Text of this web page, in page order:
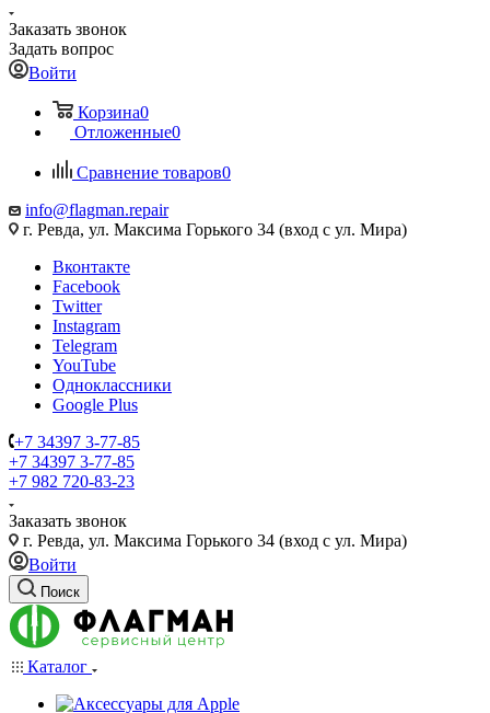
Заказать звонок
Задать вопрос
Войти
Корзина0
Отложенные0
Сравнение товаров0
info@flagman.repair
г. Ревда, ул. Максима Горького 34 (вход с ул. Мира)
Вконтакте
Facebook
Twitter
Instagram
Telegram
YouTube
Одноклассники
Google Plus
+7 34397 3-77-85
+7 34397 3-77-85
+7 982 720-83-23
Заказать звонок
г. Ревда, ул. Максима Горького 34 (вход с ул. Мира)
Войти
Поиск
Каталог